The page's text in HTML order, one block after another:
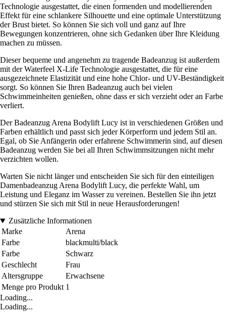
Technologie ausgestattet, die einen formenden und modellierenden
Effekt für eine schlankere Silhouette und eine optimale Unterstützung
der Brust bietet. So können Sie sich voll und ganz auf Ihre
Bewegungen konzentrieren, ohne sich Gedanken über Ihre Kleidung
machen zu müssen.
Dieser bequeme und angenehm zu tragende Badeanzug ist außerdem
mit der Waterfeel X-Life Technologie ausgestattet, die für eine
ausgezeichnete Elastizität und eine hohe Chlor- und UV-Beständigkeit
sorgt. So können Sie Ihren Badeanzug auch bei vielen
Schwimmeinheiten genießen, ohne dass er sich verzieht oder an Farbe
verliert.
Der Badeanzug Arena Bodylift Lucy ist in verschiedenen Größen und
Farben erhältlich und passt sich jeder Körperform und jedem Stil an.
Egal, ob Sie Anfängerin oder erfahrene Schwimmerin sind, auf diesen
Badeanzug werden Sie bei all Ihren Schwimmsitzungen nicht mehr
verzichten wollen.
Warten Sie nicht länger und entscheiden Sie sich für den einteiligen
Damenbadeanzug Arena Bodylift Lucy, die perfekte Wahl, um
Leistung und Eleganz im Wasser zu vereinen. Bestellen Sie ihn jetzt
und stürzen Sie sich mit Stil in neue Herausforderungen!
Zusätzliche Informationen
Marke
Arena
Farbe
blackmulti/black
Farbe
Schwarz
Geschlecht
Frau
Altersgruppe
Erwachsene
Menge pro Produkt 1
Loading...
Loading...